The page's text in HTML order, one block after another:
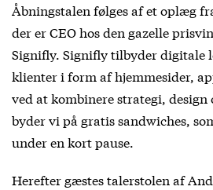
Åbningstalen følges af et oplæg
der er CEO hos den gazelle
Signifly. Signifly tilbyder digitale
klienter i form af hjemmesider,
ved at kombinere strategi,
byder vi på gratis sandwiches,
under en kort pause.
Herefter gæstes talerstolen af